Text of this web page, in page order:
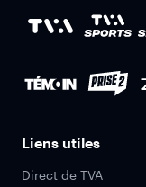
Liens utiles
Direct de TVA